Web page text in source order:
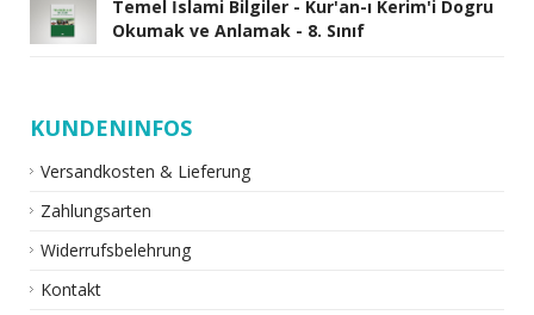
Temel İslami Bilgiler - Kur'an-ı Kerim'i Dogru
Okumak ve Anlamak - 8. Sınıf
KUNDENINFOS
Versandkosten & Lieferung
Zahlungsarten
Widerrufsbelehrung
Kontakt